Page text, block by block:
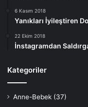
6 Kasım 2018
Yanıkları İyileştiren
22 Ekim 2018
İnstagramdan
Kategoriler
Anne-Bebek (37)